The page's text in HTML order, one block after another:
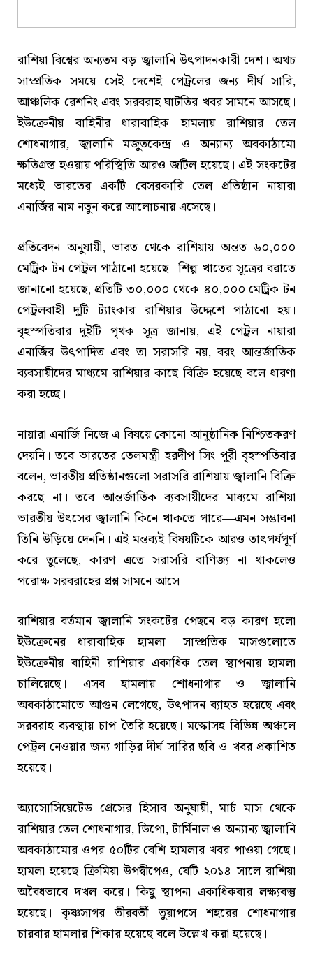
রাশিয়া বিশ্বের অন্যতম বড় জ্বালানি উৎপাদনকারী দেশ। অথচ
সাম্প্রতিক সময়ে সেই দেশেই পেট্রলের জন্য দীর্ঘ সারি,
আঞ্চলিক রেশনিং এবং সরবরাহ ঘাটতির খবর সামনে আসছে।
ইউক্রেনীয় বাহিনীর ধারাবাহিক হামলায় রাশিয়ার তেল
শোধনাগার, জ্বালানি মজুতকেন্দ্র ও অন্যান্য অবকাঠামো
ক্ষতিগ্রস্ত হওয়ায় পরিস্থিতি আরও জটিল হয়েছে। এই সংকটের
মধ্যেই ভারতের একটি বেসরকারি তেল প্রতিষ্ঠান নায়ারা
এনার্জির নাম নতুন করে আলোচনায় এসেছে।
প্রতিবেদন অনুযায়ী, ভারত থেকে রাশিয়ায় অন্তত ৬০,০০০
মেট্রিক টন পেট্রল পাঠানো হয়েছে। শিল্প খাতের সূত্রের বরাতে
জানানো হয়েছে, প্রতিটি ৩০,০০০ থেকে ৪০,০০০ মেট্রিক টন
পেট্রলবাহী দুটি ট্যাংকার রাশিয়ার উদ্দেশে পাঠানো হয়।
বৃহস্পতিবার দুইটি পৃথক সূত্র জানায়, এই পেট্রল নায়ারা
এনার্জির উৎপাদিত এবং তা সরাসরি নয়, বরং আন্তর্জাতিক
ব্যবসায়ীদের মাধ্যমে রাশিয়ার কাছে বিক্রি হয়েছে বলে ধারণা
করা হচ্ছে।
নায়ারা এনার্জি নিজে এ বিষয়ে কোনো আনুষ্ঠানিক নিশ্চিতকরণ
দেয়নি। তবে ভারতের তেলমন্ত্রী হরদীপ সিং পুরী বৃহস্পতিবার
বলেন, ভারতীয় প্রতিষ্ঠানগুলো সরাসরি রাশিয়ায় জ্বালানি বিক্রি
করছে না। তবে আন্তর্জাতিক ব্যবসায়ীদের মাধ্যমে রাশিয়া
ভারতীয় উৎসের জ্বালানি কিনে থাকতে পারে—এমন সম্ভাবনা
তিনি উড়িয়ে দেননি। এই মন্তব্যই বিষয়টিকে আরও তাৎপর্যপূর্ণ
করে তুলেছে, কারণ এতে সরাসরি বাণিজ্য না থাকলেও
পরোক্ষ সরবরাহের প্রশ্ন সামনে আসে।
রাশিয়ার বর্তমান জ্বালানি সংকটের পেছনে বড় কারণ হলো
ইউক্রেনের ধারাবাহিক হামলা। সাম্প্রতিক মাসগুলোতে
ইউক্রেনীয় বাহিনী রাশিয়ার একাধিক তেল স্থাপনায় হামলা
চালিয়েছে। এসব হামলায় শোধনাগার ও জ্বালানি
অবকাঠামোতে আগুন লেগেছে, উৎপাদন ব্যাহত হয়েছে এবং
সরবরাহ ব্যবস্থায় চাপ তৈরি হয়েছে। মস্কোসহ বিভিন্ন অঞ্চলে
পেট্রল নেওয়ার জন্য গাড়ির দীর্ঘ সারির ছবি ও খবর প্রকাশিত
হয়েছে।
অ্যাসোসিয়েটেড প্রেসের হিসাব অনুযায়ী, মার্চ মাস থেকে
রাশিয়ার তেল শোধনাগার, ডিপো, টার্মিনাল ও অন্যান্য জ্বালানি
অবকাঠামোর ওপর ৫০টির বেশি হামলার খবর পাওয়া গেছে।
হামলা হয়েছে ক্রিমিয়া উপদ্বীপেও, যেটি ২০১৪ সালে রাশিয়া
অবৈধভাবে দখল করে। কিছু স্থাপনা একাধিকবার লক্ষ্যবস্তু
হয়েছে। কৃষ্ণসাগর তীরবর্তী তুয়াপসে শহরের শোধনাগার
চারবার হামলার শিকার হয়েছে বলে উল্লেখ করা হয়েছে।